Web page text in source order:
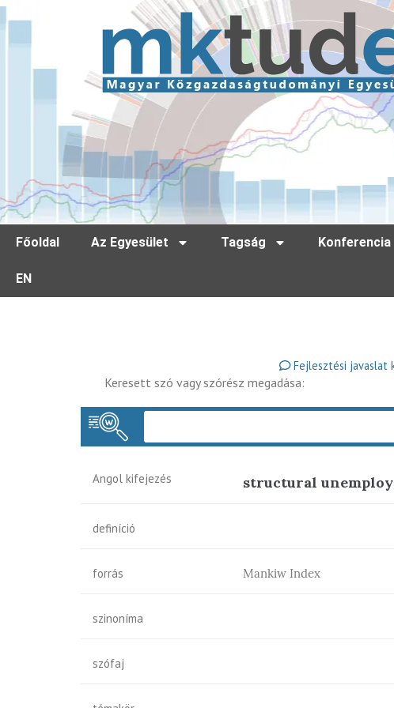
Főoldal Az Egyesület Tagság Konferencia
EN
Fejlesztési javaslat
Keresett szó vagy szórész megadása:
Angol kifejezés structural
definíció
forrás Mankiw Index
szinoníma
szófaj